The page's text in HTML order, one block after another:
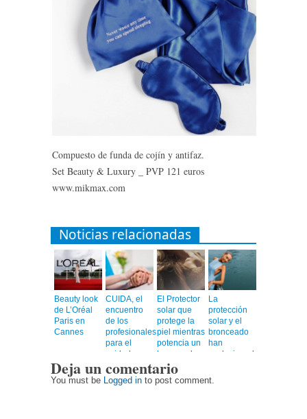
Compuesto de funda de cojín y antifaz.
Set Beauty & Luxury _ PVP 121 euros
www.mikmax.com
Noticias relacionadas
Beauty look
de L’Oréal
Paris en
Cannes
CUIDA, el
encuentro
de los
profesionales
para el
cuidado a
mayores
El Protector
solar que
protege la
piel mientras
potencia un
bronceado
más rápido,
uniforme y
duradero
La
protección
solar y el
bronceado
han
evolucionado
Deja un comentario
You must be Logged in to post comment.